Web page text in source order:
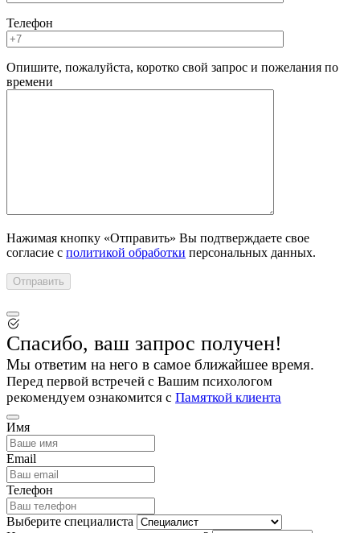
Телефон
Опишите, пожалуйста, коротко свой запрос и пожелания по
времени
Нажимая кнопку «Отправить» Вы подтверждаете свое
согласие с политикой обработки персональных данных.
Спасибо, ваш запрос получен!
Мы ответим на него в самое ближайшее время.
Перед первой встречей с Вашим психологом
рекомендуем ознакомится с Памяткой клиента
Имя
Email
Телефон
Выберите специалиста